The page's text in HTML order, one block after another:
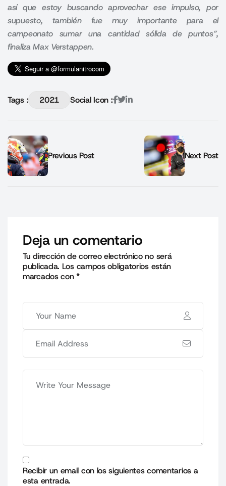
así que estoy buscando aprovechar ese impulso, por
supuesto, también fue muy importante para el
campeonato sumar una cantidad sólida de puntos”,
finaliza Max Verstappen.
Tags : 2021 Social Icon :
Previous Post Next Post
Deja un comentario
Tu dirección de correo electrónico no será
publicada. Los campos obligatorios están
marcados con*
Recibir un email con los siguientes comentarios a
esta entrada.